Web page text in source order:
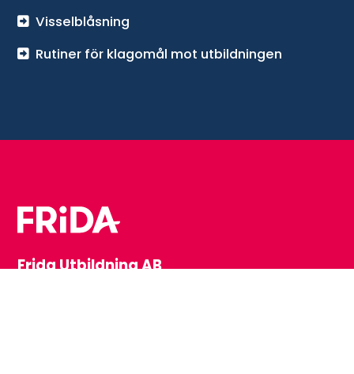
Frida Utbildning AB
Visselblåsning
Rutiner för klagomål mot utbildningen